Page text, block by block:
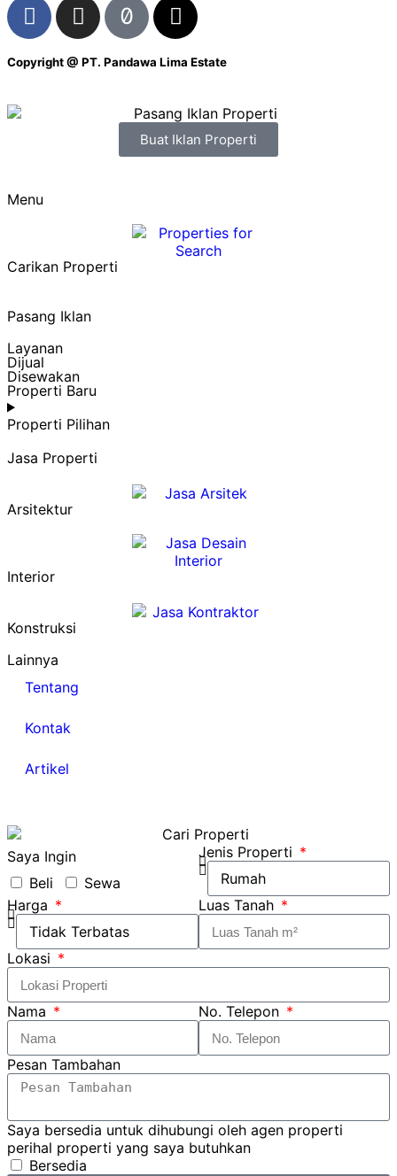
Copyright @ PT. Pandawa Lima Estate
Buat Iklan Properti
Menu
Carikan Properti
Pasang Iklan
Layanan
Dijual
Disewakan
Properti Baru
Properti Pilihan
Jasa Properti
Arsitektur
Interior
Konstruksi
Lainnya
Tentang
Kontak
Artikel
Saya Ingin
Beli
Sewa
Jenis Properti
Harga Luas Tanah
Lokasi
Nama No. Telepon
Pesan Tambahan
Saya bersedia untuk dihubungi oleh agen properti
perihal properti yang saya butuhkan
Bersedia